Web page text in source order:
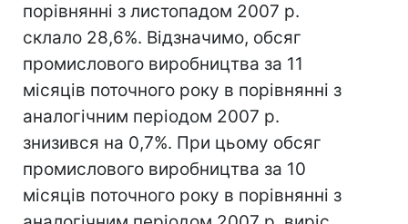
порівнянні з листопадом 2007 р.
склало 28,6%. Відзначимо, обсяг
промислового виробництва за 11
місяців поточного року в порівнянні з
аналогічним періодом 2007 р.
знизився на 0,7%. При цьому обсяг
промислового виробництва за 10
місяців поточного року в порівнянні з